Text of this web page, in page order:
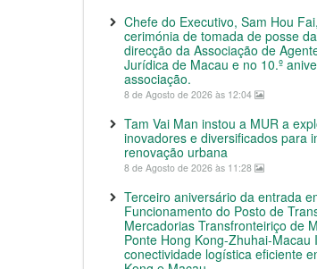
Chefe do Executivo, Sam Hou
cerimónia de tomada de posse
direcção da Associação de
Jurídica de Macau e no 10.º
associação.
8 de Agosto de 2026 às 12:04
Tam Vai Man instou a MUR a
inovadores e diversificados para
renovação urbana
8 de Agosto de 2026 às 11:28
Terceiro aniversário da entrada
Funcionamento do Posto de
Mercadorias Transfronteiriço de
Ponte Hong Kong-Zhuhai-Macau
conectividade logística eficiente